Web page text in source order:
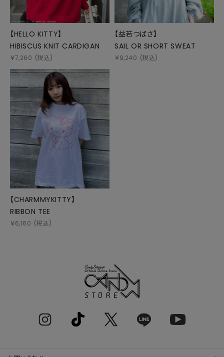
【HELLO KITTY】
HIBISCUS KNIT CARDIGAN
￥7,260 (税込)
【益若つばさ】
SAIL OR SHORT SWEAT
￥9,240 (税込)
【CHARMMYKITTY】
RIBBON TEE
￥6,160 (税込)